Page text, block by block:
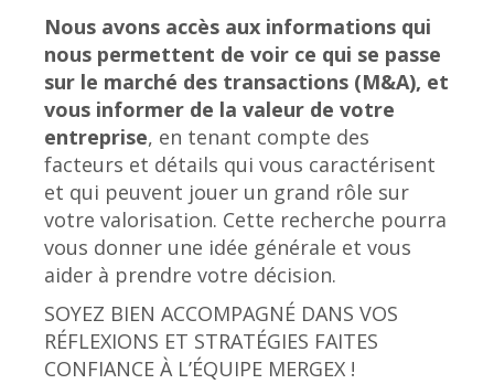
Nous avons accès aux informations qui
nous permettent de voir ce qui se passe
sur le marché des transactions (M&A), et
vous informer de la valeur de votre
entreprise, en tenant compte des
facteurs et détails qui vous caractérisent
et qui peuvent jouer un grand rôle sur
votre valorisation. Cette recherche pourra
vous donner une idée générale et vous
aider à prendre votre décision.
SOYEZ BIEN ACCOMPAGNÉ DANS VOS
RÉFLEXIONS ET STRATÉGIES FAITES
CONFIANCE À L’ÉQUIPE MERGEX !